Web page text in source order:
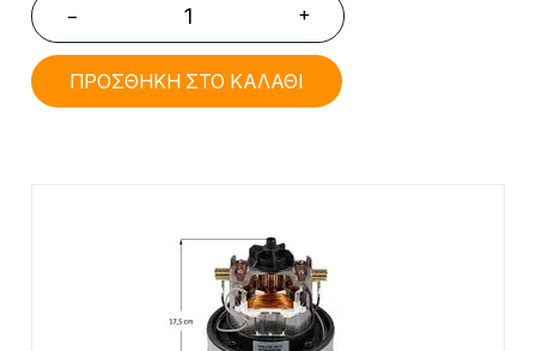
− +
ΠΡΟΣΘΗΚΗ ΣΤΟ ΚΑΛΑΘΙ